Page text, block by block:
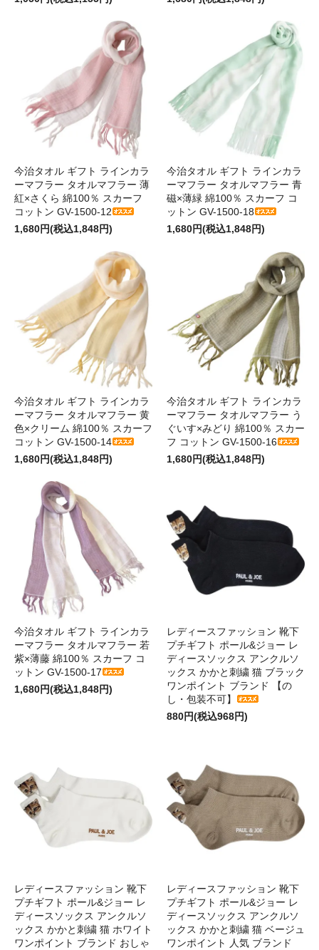
今治タオル ギフト ラインカラ
ーマフラー タオルマフラー 薄
紅×さくら 綿100％ スカーフ
コットン GV-1500-12
1,680円(税込1,848円)
今治タオル ギフト ラインカラ
ーマフラー タオルマフラー 青
磁×薄緑 綿100％ スカーフ コ
ットン GV-1500-18
1,680円(税込1,848円)
今治タオル ギフト ラインカラ
ーマフラー タオルマフラー 黄
色×クリーム 綿100％ スカーフ
コットン GV-1500-14
1,680円(税込1,848円)
今治タオル ギフト ラインカラ
ーマフラー タオルマフラー う
ぐいす×みどり 綿100％ スカー
フ コットン GV-1500-16
1,680円(税込1,848円)
今治タオル ギフト ラインカラ
ーマフラー タオルマフラー 若
紫×薄藤 綿100％ スカーフ コ
ットン GV-1500-17
1,680円(税込1,848円)
レディースファッション 靴下
プチギフト ポール&ジョー レ
ディースソックス アンクルソ
ックス かかと刺繍 猫 ブラック
ワンポイント ブランド 【の
し・包装不可】
880円(税込968円)
レディースファッション 靴下
プチギフト ポール&ジョー レ
ディースソックス アンクルソ
ックス かかと刺繍 猫 ホワイト
ワンポイント ブランド おしゃ
レディースファッション 靴下
プチギフト ポール&ジョー レ
ディースソックス アンクルソ
ックス かかと刺繍 猫 ベージュ
ワンポイント 人気 ブランド